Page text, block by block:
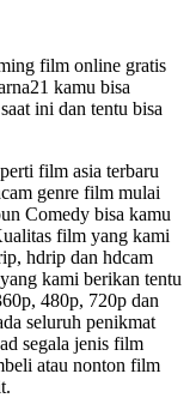
film online gratis
kamu bisa
ini dan tentu bisa
film asia terbaru
genre film mulai
Comedy bisa kamu
film yang kami
hdrip dan hdcam
kami berikan tentu
480p, 720p dan
seluruh penikmat
segala jenis film
atau nonton film